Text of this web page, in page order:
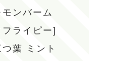
モンバーム
ライピー]
つ葉
ミント